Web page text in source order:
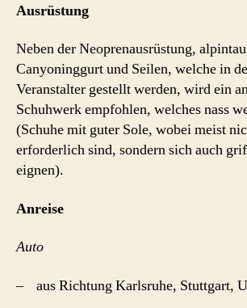
Ausrüstung
Neben der Neoprenausrüstung,
Canyoninggurt und Seilen, welche in
Veranstalter gestellt werden, wird ein
Schuhwerk empfohlen, welches nass
(Schuhe mit guter Sole, wobei meist
erforderlich sind, sondern sich auch
eignen).
Anreise
Auto
– aus Richtung Karlsruhe, Stuttgart,